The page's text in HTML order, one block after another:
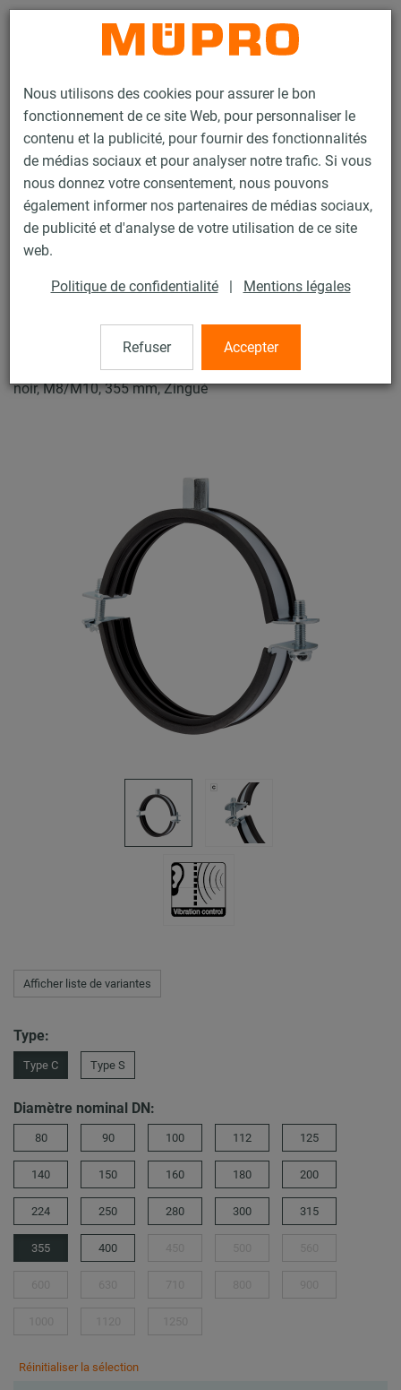
Nous utilisons des cookies pour assurer le bon
fonctionnement de ce site Web, pour personnaliser le
contenu et la publicité, pour fournir des fonctionnalités
de médias sociaux et pour analyser notre trafic. Si vous
nous donnez votre consentement, nous pouvons
également informer nos partenaires de médias sociaux,
de publicité et d'analyse de votre utilisation de ce site
web.
Politique de confidentialité | Mentions légales
Refuser Accepter
Contact
Produits Technique de fixation
Fixation de gaines
Colliers pour la fixation de gaines
Collier SPIRO Type C
Collier SPIRO Type C
Collier pour gaine de ventilation, Typ C DÄMMGULAST®
noir, M8/M10, 355 mm, Zingué
Afficher liste de variantes
Type:
Type C Type S
Diamètre nominal DN:
80 90 100 112 125
140 150 160 180 200
224 250 280 300 315
355 400
Réinitialiser la sélection